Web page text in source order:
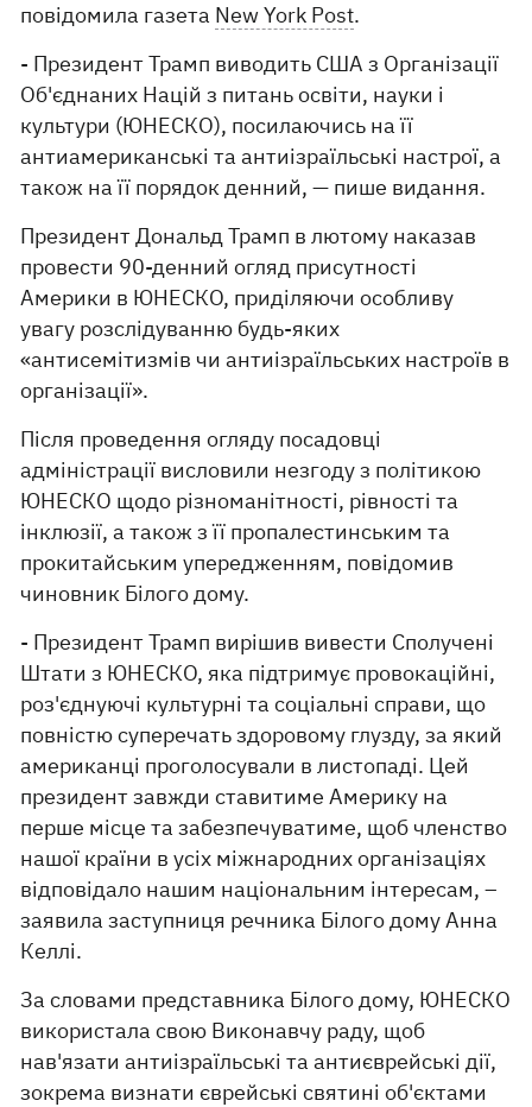
повідомила газета New York Post.
- Президент Трамп виводить США з Організації
Об'єднаних Націй з питань освіти, науки і
культури (ЮНЕСКО), посилаючись на її
антиамериканські та антиізраїльські настрої, а
також на її порядок денний, — пише видання.
Президент Дональд Трамп в лютому наказав
провести 90-денний огляд присутності
Америки в ЮНЕСКО, приділяючи особливу
увагу розслідуванню будь-яких
«антисемітизмів чи антиізраїльських настроїв в
організації».
Після проведення огляду посадовці
адміністрації висловили незгоду з політикою
ЮНЕСКО щодо різноманітності, рівності та
інклюзії, а також з її пропалестинським та
прокитайським упередженням, повідомив
чиновник Білого дому.
- Президент Трамп вирішив вивести Сполучені
Штати з ЮНЕСКО, яка підтримує провокаційні,
роз'єднуючі культурні та соціальні справи, що
повністю суперечать здоровому глузду, за який
американці проголосували в листопаді. Цей
президент завжди ставитиме Америку на
перше місце та забезпечуватиме, щоб членство
нашої країни в усіх міжнародних організаціях
відповідало нашим національним інтересам, –
заявила заступниця речника Білого дому Анна
Келлі.
За словами представника Білого дому, ЮНЕСКО
використала свою Виконавчу раду, щоб
нав'язати антиізраїльські та антиєврейські дії,
зокрема визнати єврейські святині об'єктами